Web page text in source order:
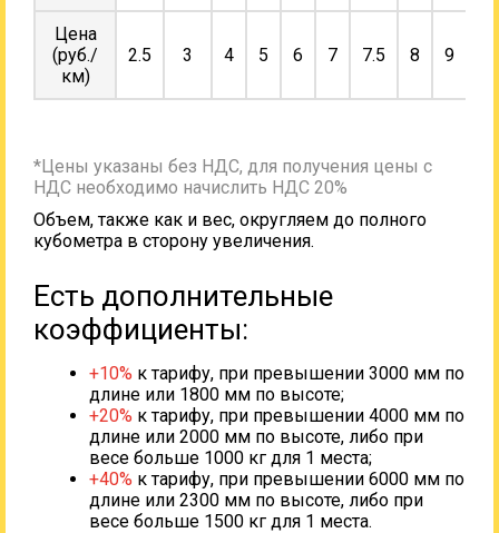
Цена
(руб./
км)
2.5 3 4 5 6 7 7.5 8 9
*Цены указаны без НДС, для получения цены с
НДС необходимо начислить НДС 20%
Объем, также как и вес, округляем до полного
кубометра в сторону увеличения.
Есть дополнительные
коэффициенты:
+10% к тарифу, при превышении 3000 мм по
длине или 1800 мм по высоте;
+20% к тарифу, при превышении 4000 мм по
длине или 2000 мм по высоте, либо при
весе больше 1000 кг для 1 места;
+40% к тарифу, при превышении 6000 мм по
длине или 2300 мм по высоте, либо при
весе больше 1500 кг для 1 места.